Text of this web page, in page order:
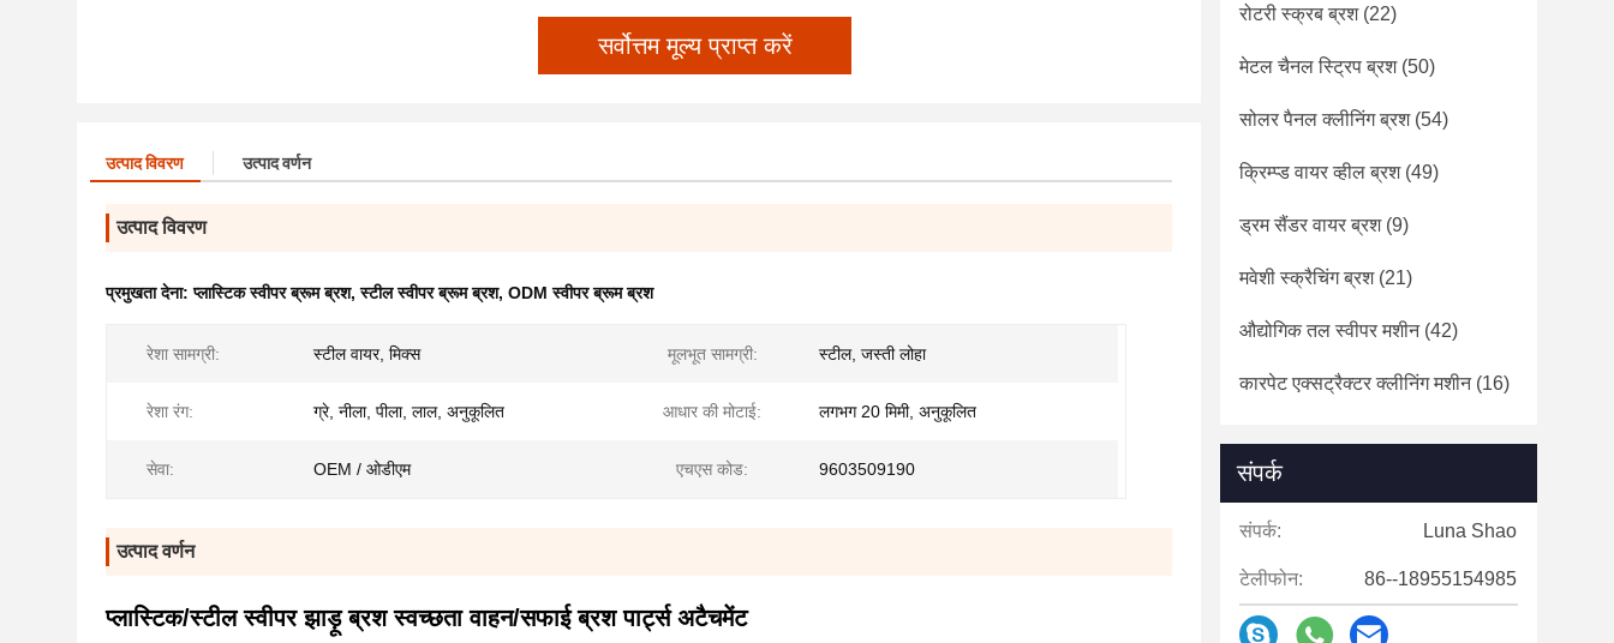
सर्वोत्तम मूल्य प्राप्त करें
उत्पाद विवरण उत्पाद वर्णन
उत्पाद विवरण
प्रमुखता देना:प्लास्टिक स्वीपर ब्रूम ब्रश,स्टील स्वीपर ब्रूम ब्रश, ODM स्वीपर ब्रूम ब्रश
रेशा सामग्री: स्टील वायर, मिक्स मूलभूत सामग्री: स्टील, जस्ती लोहा
रेशा रंग: ग्रे, नीला, पीला, लाल, अनुकूलित आधार की मोटाई: लगभग 20 मिमी, अनुकूलित
सेवा: OEM / ओडीएम एचएस कोड: 9603509190
उत्पाद वर्णन
प्लास्टिक/स्टील स्वीपर झाड़ू ब्रश स्वच्छता वाहन/सफाई ब्रश पार्ट्स अटैचमेंट
रोटरी स्क्रब ब्रश(22)
मेटल चैनल स्ट्रिप ब्रश(50)
सोलर पैनल क्लीनिंग ब्रश(54)
क्रिम्प्ड वायर व्हील ब्रश(49)
ड्रम सैंडर वायर ब्रश(9)
मवेशी स्क्रैचिंग ब्रश(21)
औद्योगिक तल स्वीपर मशीन(42)
कारपेट एक्सट्रैक्टर क्लीनिंग मशीन(16)
संपर्क
संपर्क: Luna Shao
टेलीफोन: 86--18955154985